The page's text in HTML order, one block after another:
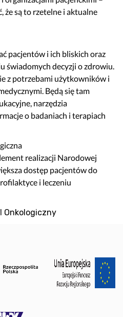
że są to rzetelne i aktualne
pacjentów i ich bliskich oraz
świadomych decyzji o zdrowiu.
z potrzebami użytkowników i
Będą się tam
narzędzia
o badaniach i terapiach
realizacji Narodowej
dostęp pacjentów do
i leczeniu
Onkologiczny